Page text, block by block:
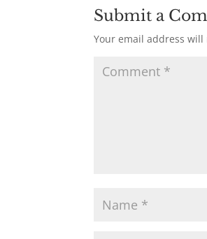
Submit a
Your email address